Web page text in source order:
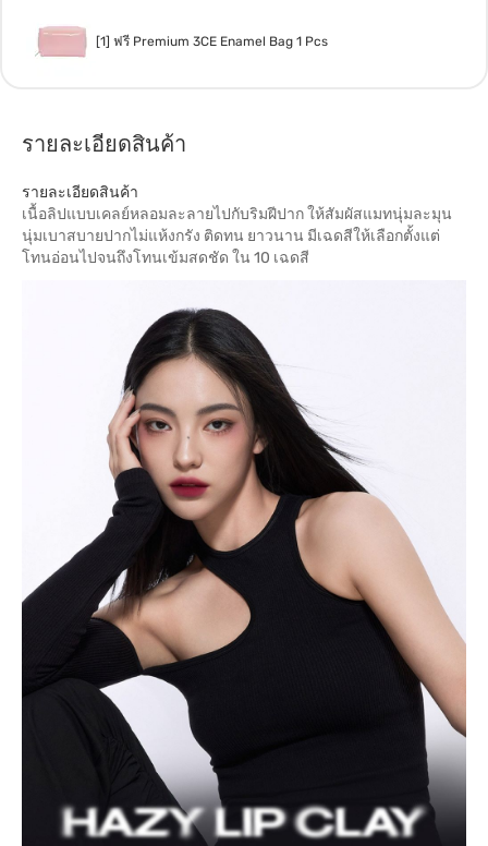
[1] ฟรี Premium 3CE Enamel Bag 1 Pcs
รายละเอียดสินค้า
รายละเอียดสินค้า
เนื้อลิปแบบเคลย์หลอมละลายไปกับริมฝีปาก ให้สัมผัสแมทนุ่มละมุน
นุ่มเบาสบายปากไม่แห้งกรัง ติดทน ยาวนาน มีเฉดสีให้เลือกตั้งแต่
โทนอ่อนไปจนถึงโทนเข้มสดชัด ใน 10 เฉดสี